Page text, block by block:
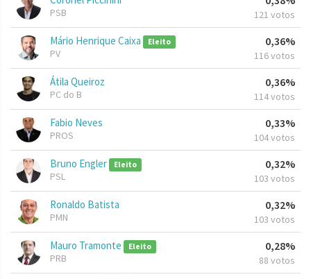
PSB 121 votos
Mário Henrique Caixa Eleito
PV
0,36%
116 votos
Átila Queiroz
PC do B
0,36%
114 votos
Fabio Neves
PROS
0,33%
104 votos
Bruno Engler Eleito
PSL
0,32%
103 votos
Ronaldo Batista
PMN
0,32%
103 votos
Mauro Tramonte Eleito
PRB
0,28%
88 votos